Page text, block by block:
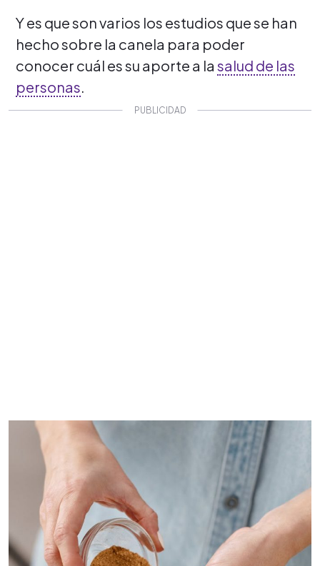
Y es que son varios los estudios que se han
hecho sobre la canela para poder
conocer cuál es su aporte a la salud de las
personas.